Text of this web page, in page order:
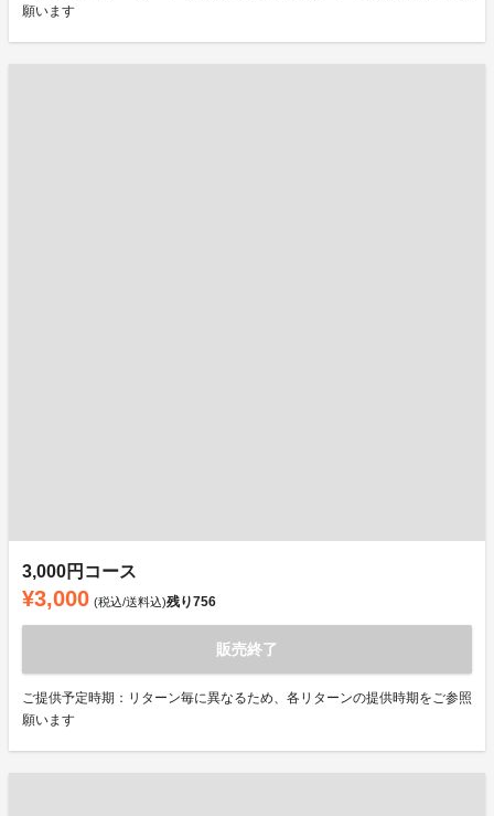
願います
3,000円コース
¥3,000 (税込/送料込)残り756
販売終了
ご提供予定時期：リターン毎に異なるため、各リターンの提供時期をご参照
願います